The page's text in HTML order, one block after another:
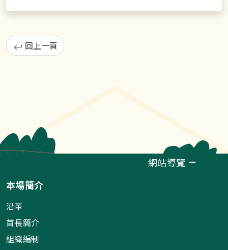
回上一頁
網站導覽
本場簡介
沿革
首長簡介
組織編制